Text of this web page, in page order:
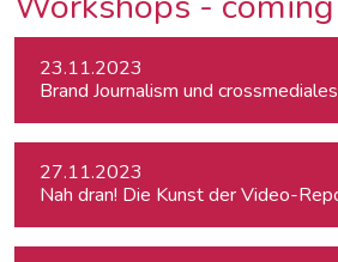
23.11.2023
Brand Journalism und
27.11.2023
Nah dran! Die Kunst der Video-